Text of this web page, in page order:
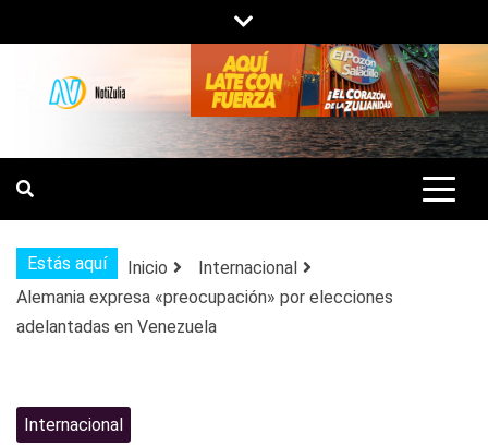
al
contenido
NOTIZULIA
NOTICIAS DEL ZULIA, VENEZUELA Y
DE INTERÉS GENERAL.
Estás aquí Inicio
Internacional
Alemania expresa «preocupación» por elecciones
adelantadas en Venezuela
Internacional